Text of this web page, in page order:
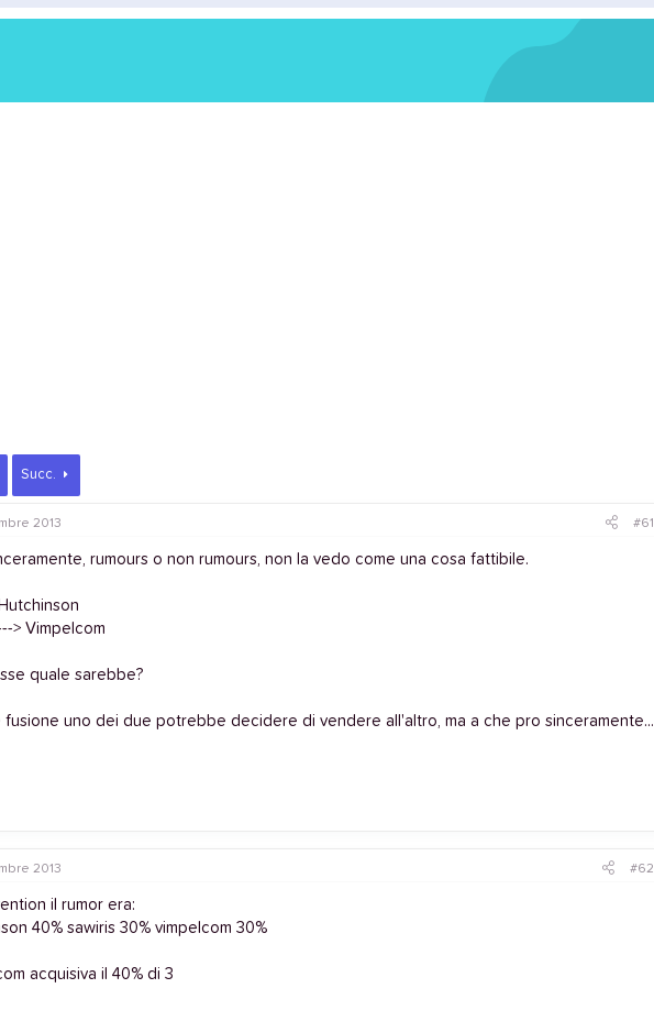
Succ.
2013 #61
rumours o non rumours, non la vedo come una cosa fattibile.
> Vimpelcom
quale sarebbe?
fusione uno dei due potrebbe decidere di vendere all'altro, ma a che pro sinceramente...
2013 #62
il rumor era:
40% sawiris 30% vimpelcom 30%
acquisiva il 40% di 3